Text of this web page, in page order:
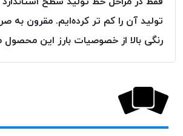
تولید آن را کم تر کرده‌ایم. مقرون به
رنگی بالا از خصوصیات بارز این